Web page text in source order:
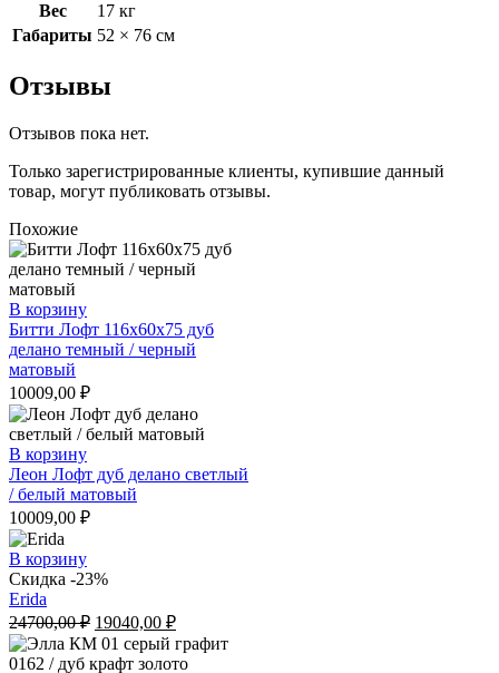
Вес
17 кг
Габариты 52 × 76 см
Отзывы
Отзывов пока нет.
Только зарегистрированные клиенты, купившие данный
товар, могут публиковать отзывы.
Похожие
В корзину
Битти Лофт 116х60х75 дуб
делано темный / черный
матовый
10009,00 ₽
В корзину
Леон Лофт дуб делано светлый
/ белый матовый
10009,00 ₽
В корзину
Скидка -23%
Erida
24700,00₽ Первоначальная
цена
составляла
19040,00 ₽Текущая
цена:
19040,00 ₽.